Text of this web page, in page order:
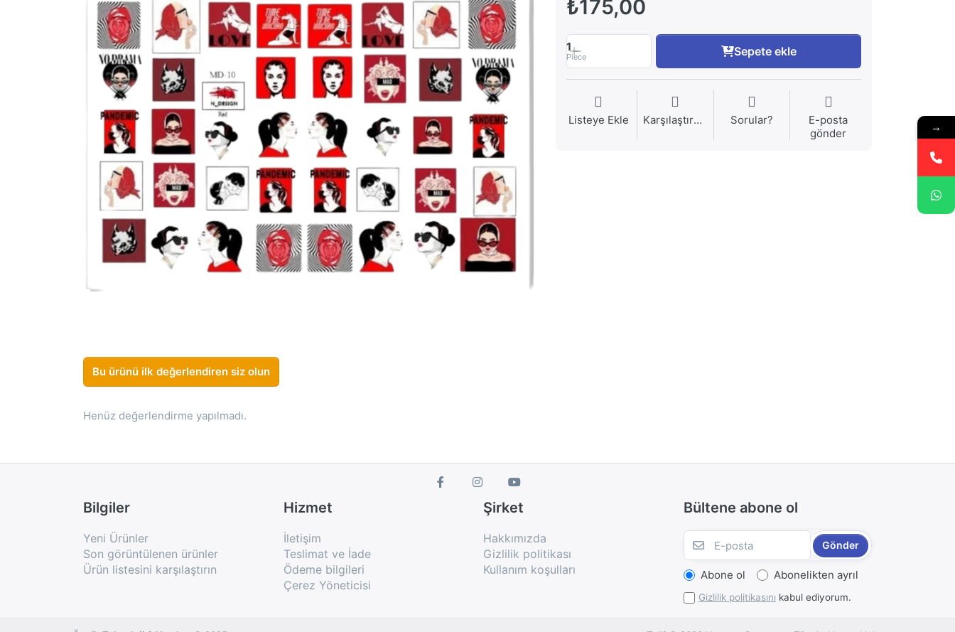
₺175,00
1
Piece Sepete ekle
Listeye Ekle Karşılaştırma Sorular?
E-posta
gönder
Bu ürünü ilk değerlendiren siz olun
Henüz değerlendirme yapılmadı.
Bilgiler
Yeni Ürünler
Son görüntülenen ürünler
Ürün listesini karşılaştırın
Hizmet
İletişim
Teslimat ve İade
Ödeme bilgileri
Çerez Yöneticisi
Şirket
Hakkımızda
Gizlilik politikası
Kullanım koşulları
Bültene abone ol
Gönder
Abone ol Abonelikten ayrıl
Gizlilik politikasını kabul ediyorum.
→